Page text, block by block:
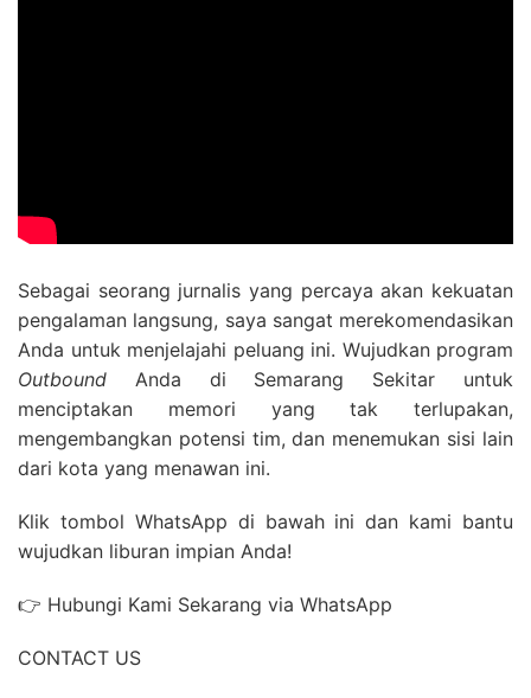
Sebagai seorang jurnalis yang percaya akan kekuatan
pengalaman langsung, saya sangat merekomendasikan
Anda untuk menjelajahi peluang ini. Wujudkan program
Outbound Anda di Semarang Sekitar untuk
menciptakan memori yang tak terlupakan,
mengembangkan potensi tim, dan menemukan sisi lain
dari kota yang menawan ini.
Klik tombol WhatsApp di bawah ini dan kami bantu
wujudkan liburan impian Anda!
👉 Hubungi Kami Sekarang via WhatsApp
CONTACT US